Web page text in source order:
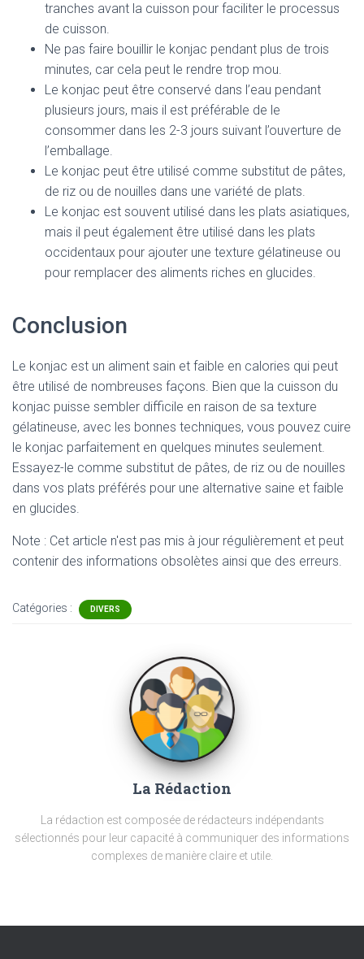
tranches avant la cuisson pour faciliter le processus
de cuisson.
Ne pas faire bouillir le konjac pendant plus de trois
minutes, car cela peut le rendre trop mou.
Le konjac peut être conservé dans l’eau pendant
plusieurs jours, mais il est préférable de le
consommer dans les 2-3 jours suivant l’ouverture de
l’emballage.
Le konjac peut être utilisé comme substitut de pâtes,
de riz ou de nouilles dans une variété de plats.
Le konjac est souvent utilisé dans les plats asiatiques,
mais il peut également être utilisé dans les plats
occidentaux pour ajouter une texture gélatineuse ou
pour remplacer des aliments riches en glucides.
Conclusion
Le konjac est un aliment sain et faible en calories qui peut
être utilisé de nombreuses façons. Bien que la cuisson du
konjac puisse sembler difficile en raison de sa texture
gélatineuse, avec les bonnes techniques, vous pouvez cuire
le konjac parfaitement en quelques minutes seulement.
Essayez-le comme substitut de pâtes, de riz ou de nouilles
dans vos plats préférés pour une alternative saine et faible
en glucides.
Note : Cet article n'est pas mis à jour régulièrement et peut
contenir des informations obsolètes ainsi que des erreurs.
Catégories : DIVERS
La Rédaction
La rédaction est composée de rédacteurs indépendants
sélectionnés pour leur capacité à communiquer des informations
complexes de manière claire et utile.